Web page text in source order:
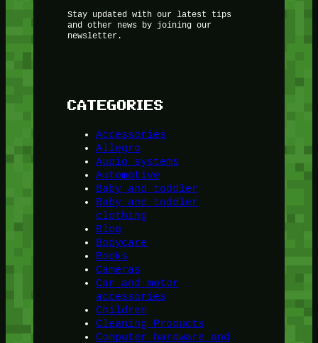
Stay updated with our latest tips
and other news by joining our
newsletter.
CATEGORIES
Accessories
Allegro
Audio systems
Automotive
Baby and toddler
Baby and toddler
clothing
Blog
Bodycare
Books
Cameras
Car and motor
accessories
Children
Cleaning Products
Computer hardware and